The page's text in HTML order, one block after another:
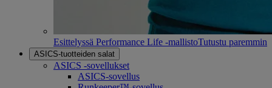
Esittelyssä Performance Life -mallistoTutustu paremmin
ASICS-tuotteiden salat
ASICS -sovellukset
ASICS-sovellus